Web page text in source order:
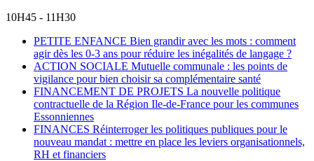
10H45 - 11H30
PETITE ENFANCE Bien grandir avec les mots : comment
agir dès les 0-3 ans pour réduire les inégalités de langage ?
ACTION SOCIALE Mutuelle communale : les points de
vigilance pour bien choisir sa complémentaire santé
FINANCEMENT DE PROJETS La nouvelle politique
contractuelle de la Région Ile-de-France pour les communes
Essonniennes
FINANCES Réinterroger les politiques publiques pour le
nouveau mandat : mettre en place les leviers organisationnels,
RH et financiers